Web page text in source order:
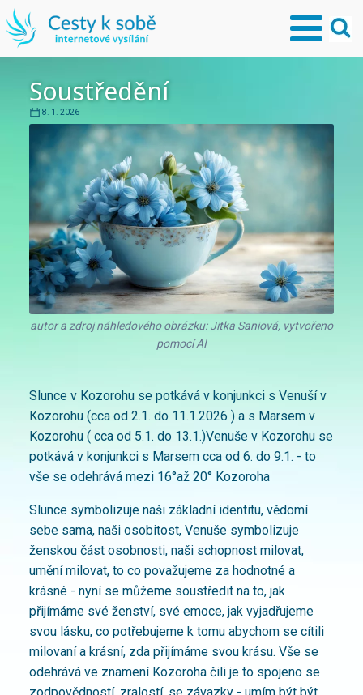
Soustředění
8. 1. 2026
autor a zdroj náhledového obrázku: Jitka Saniová, vytvořeno
pomocí AI
Slunce v Kozorohu se potkává v konjunkci s Venuší v
Kozorohu (cca od 2.1. do 11.1.2026 ) a s Marsem v
Kozorohu ( cca od 5.1. do 13.1.)Venuše v Kozorohu se
potkává v konjunkci s Marsem cca od 6. do 9.1. - to
vše se odehrává mezi 16°až 20° Kozoroha
Slunce symbolizuje naši základní identitu, vědomí
sebe sama, naši osobitost, Venuše symbolizuje
ženskou část osobnosti, naši schopnost milovat,
umění milovat, to co považujeme za hodnotné a
krásné - nyní se můžeme soustředit na to, jak
přijímáme své ženství, své emoce, jak vyjadřujeme
svou lásku, co potřebujeme k tomu abychom se cítili
milovaní a krásní, zda přijímáme svou krásu. Vše se
odehrává ve znamení Kozoroha čili je to spojeno se